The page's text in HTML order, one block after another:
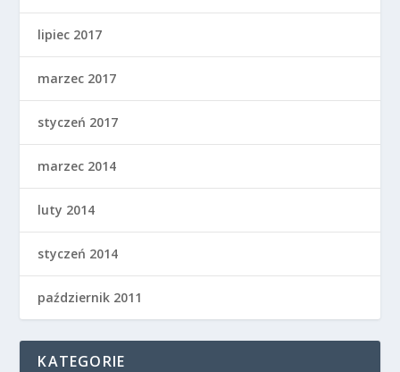
lipiec 2017
marzec 2017
styczeń 2017
marzec 2014
luty 2014
styczeń 2014
październik 2011
KATEGORIE